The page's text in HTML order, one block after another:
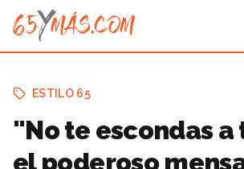
ESTILO 65
"No te escondas a
el poderoso